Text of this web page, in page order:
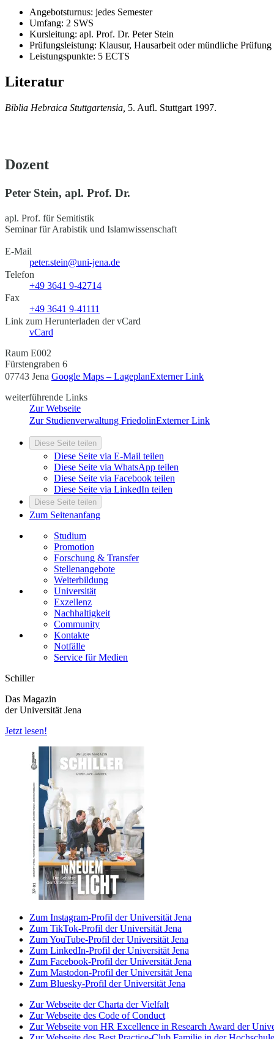
Angebotsturnus: jedes Semester
Umfang: 2 SWS
Kursleitung: apl. Prof. Dr. Peter Stein
Prüfungsleistung: Klausur, Hausarbeit oder mündliche
Leistungspunkte: 5 ECTS
Literatur
Biblia Hebraica Stuttgartensia, 5. Aufl. Stuttgart 1997.
Dozent
Peter Stein, apl. Prof. Dr.
apl. Prof. für Semitistik
Seminar für Arabistik und Islamwissenschaft
E-Mail
peter.stein@uni-jena.de
Telefon
+49 3641 9-42714
Fax
+49 3641 9-41111
Link zum Herunterladen der vCard
vCard
Raum E002
Fürstengraben 6
07743 Jena Google Maps – LageplanExterner Link
weiterführende Links
Zur Webseite
Zur Studienverwaltung FriedolinExterner Link
Diese Seite teilen
Diese Seite via E-Mail teilen
Diese Seite via WhatsApp teilen
Diese Seite via Facebook teilen
Diese Seite via LinkedIn teilen
Diese Seite teilen
Zum Seitenanfang
Studium
Promotion
Forschung & Transfer
Stellenangebote
Weiterbildung
Universität
Exzellenz
Nachhaltigkeit
Community
Kontakte
Notfälle
Service für Medien
Schiller
Das Magazin
der Universität Jena
Jetzt lesen!
Zum Instagram-Profil der Universität Jena
Zum TikTok-Profil der Universität Jena
Zum YouTube-Profil der Universität Jena
Zum LinkedIn-Profil der Universität Jena
Zum Facebook-Profil der Universität Jena
Zum Mastodon-Profil der Universität Jena
Zum Bluesky-Profil der Universität Jena
Zur Webseite der Charta der Vielfalt
Zur Webseite des Code of Conduct
Zur Webseite von HR Excellence in Research Award der